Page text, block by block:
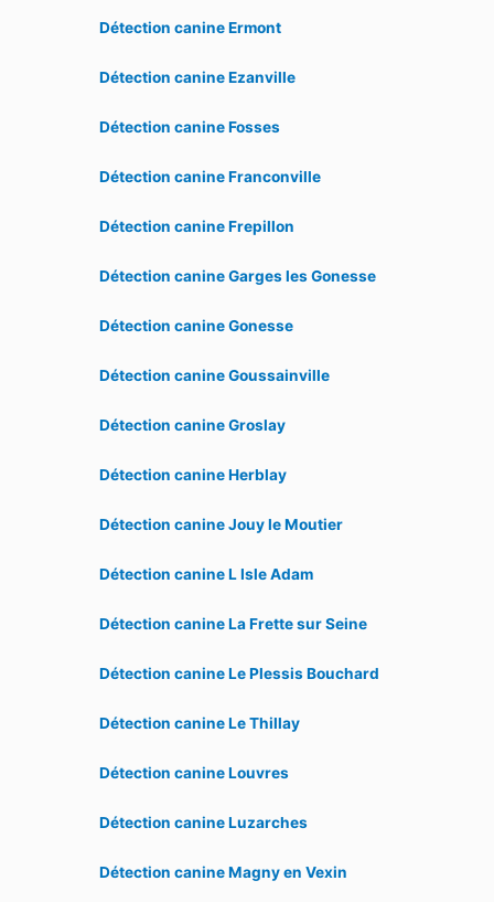
Détection canine Ermont
Détection canine Ezanville
Détection canine Fosses
Détection canine Franconville
Détection canine Frepillon
Détection canine Garges les Gonesse
Détection canine Gonesse
Détection canine Goussainville
Détection canine Groslay
Détection canine Herblay
Détection canine Jouy le Moutier
Détection canine L Isle Adam
Détection canine La Frette sur Seine
Détection canine Le Plessis Bouchard
Détection canine Le Thillay
Détection canine Louvres
Détection canine Luzarches
Détection canine Magny en Vexin